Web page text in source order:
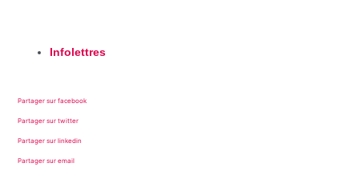
Infolettres
Partager sur facebook
Partager sur twitter
Partager sur linkedin
Partager sur email